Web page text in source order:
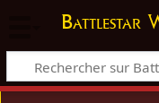
Battlestar